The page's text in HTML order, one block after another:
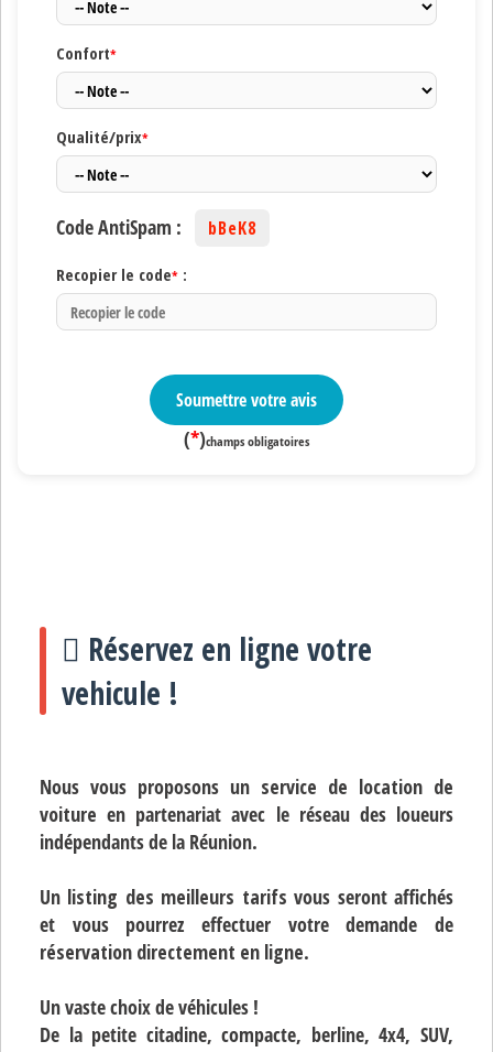
Confort*
Qualité/prix*
Code AntiSpam : bBeK8
Recopier le code* :
Soumettre votre avis
(*)champs obligatoires
Réservez en ligne votre
vehicule !
Nous vous proposons un service de location de
voiture en partenariat avec le réseau des loueurs
indépendants de la Réunion.
Un listing des meilleurs tarifs vous seront affichés
et vous pourrez effectuer votre demande de
réservation directement en ligne.
Un vaste choix de véhicules !
De la petite citadine, compacte, berline, 4x4, SUV,